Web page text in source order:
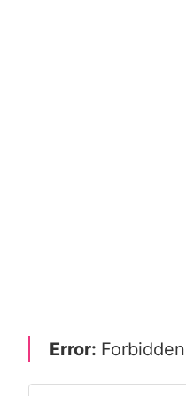
Error: Forbidden